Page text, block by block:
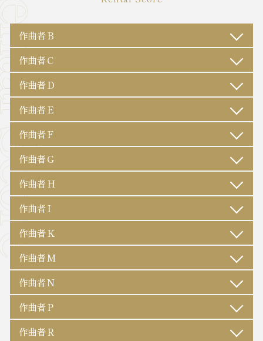
作曲者 B
作曲者 C
作曲者 D
作曲者 E
作曲者 F
作曲者 G
作曲者 H
作曲者 I
作曲者 K
作曲者 M
作曲者 N
作曲者 P
作曲者 R